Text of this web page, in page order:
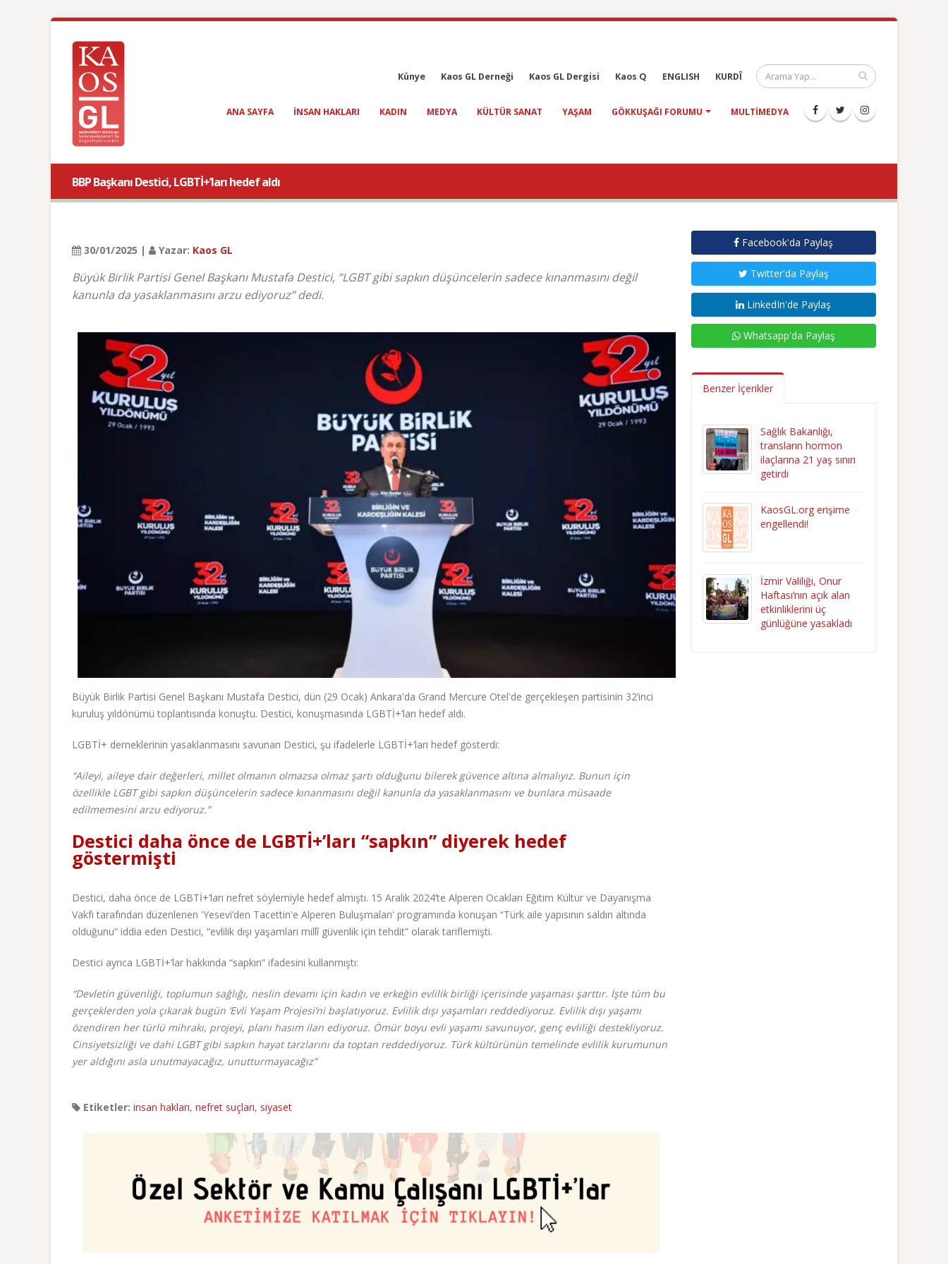
Künye Kaos GL Derneği Kaos GL Dergisi Kaos Q ENGLISH KURDÎ
ANA SAYFA INSAN HAKLARI KADIN MEDYA KÜLTÜR SANAT YAŞAM GÖKKUŞAĞI FORUMU MULTIMEDYA
BBP Başkanı Destici, LGBTİ+’ları hedef aldı
30/01/2025 | Yazar: Kaos GL
Büyük Birlik Partisi Genel Başkanı Mustafa Destici, “LGBT gibi sapkın düşüncelerin sadece kınanmasını değil
kanunla da yasaklanmasını arzu ediyoruz” dedi.
Büyük Birlik Partisi Genel Başkanı Mustafa Destici, dün (29 Ocak) Ankara'da Grand Mercure Otel'de gerçekleşen partisinin 32’inci
kuruluş yıldönümü toplantısında konuştu. Destici, konuşmasında LGBTİ+’ları hedef aldı.
LGBTİ+ derneklerinin yasaklanmasını savunan Destici, şu ifadelerle LGBTİ+’ları hedef gösterdi:
“Aileyi, aileye dair değerleri, millet olmanın olmazsa olmaz şartı olduğunu bilerek güvence altına almalıyız. Bunun için
özellikle LGBT gibi sapkın düşüncelerin sadece kınanmasını değil kanunla da yasaklanmasını ve bunlara müsaade
edilmemesini arzu ediyoruz.”
Destici daha önce de LGBTİ+’ları “sapkın” diyerek hedef
göstermişti
Destici, daha önce de LGBTİ+’ları nefret söylemiyle hedef almıştı. 15 Aralık 2024’te Alperen Ocakları Eğitim Kültür ve Dayanışma
Vakfı tarafından düzenlenen 'Yesevi’den Tacettin'e Alperen Buluşmaları' programında konuşan “Türk aile yapısının saldırı altında
olduğunu” iddia eden Destici, “evlilik dışı yaşamları millî güvenlik için tehdit” olarak tariflemişti.
Destici ayrıca LGBTİ+’lar hakkında “sapkın” ifadesini kullanmıştı:
“Devletin güvenliği, toplumun sağlığı, neslin devamı için kadın ve erkeğin evlilik birliği içerisinde yaşaması şarttır. İşte tüm bu
gerçeklerden yola çıkarak bugün ‘Evli Yaşam Projesi’ni başlatıyoruz. Evlilik dışı yaşamları reddediyoruz. Evlilik dışı yaşamı
özendiren her türlü mihrakı, projeyi, planı hasım ilan ediyoruz. Ömür boyu evli yaşamı savunuyor, genç evliliği destekliyoruz.
Cinsiyetsizliği ve dahi LGBT gibi sapkın hayat tarzlarını da toptan reddediyoruz. Türk kültürünün temelinde evlilik kurumunun
yer aldığını asla unutmayacağız, unutturmayacağız”
Etiketler: insan hakları, nefret suçları, siyaset
Facebook'da Paylaş
Twitter'da Paylaş
LinkedIn'de Paylaş
Whatsapp'da Paylaş
Benzer İçerikler
Sağlık Bakanlığı,
transların hormon
ilaçlarına 21 yaş sınırı
getirdi
KaosGL.org erişime
engellendi!
İzmir Valiliği, Onur
Haftası’nın açık alan
etkinliklerini üç
günlüğüne yasakladı